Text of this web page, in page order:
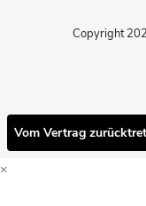
Copyright
Vom Vertrag
×